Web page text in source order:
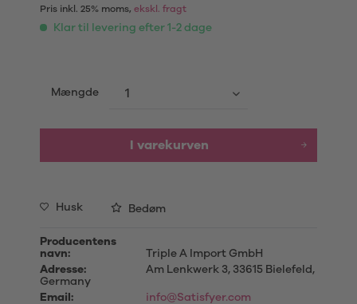
Pris inkl. 25% moms, ekskl. fragt
Klar til levering efter 1-2 dage
Mængde
I varekurven
Husk Bedøm
Producentens
navn:
Triple A Import GmbH
Adresse:
Am Lenkwerk 3, 33615 Bielefeld,
Germany
Email:
info@Satisfyer.com